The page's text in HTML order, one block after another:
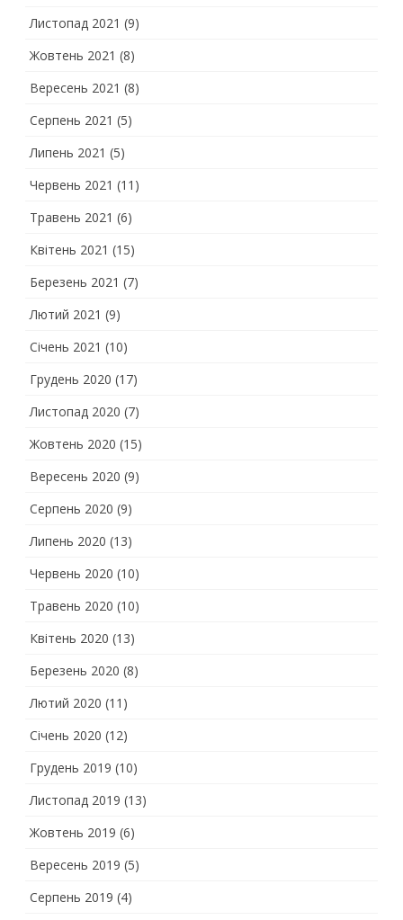
Листопад 2021 (9)
Жовтень 2021 (8)
Вересень 2021 (8)
Серпень 2021 (5)
Липень 2021 (5)
Червень 2021 (11)
Травень 2021 (6)
Квітень 2021 (15)
Березень 2021 (7)
Лютий 2021 (9)
Січень 2021 (10)
Грудень 2020 (17)
Листопад 2020 (7)
Жовтень 2020 (15)
Вересень 2020 (9)
Серпень 2020 (9)
Липень 2020 (13)
Червень 2020 (10)
Травень 2020 (10)
Квітень 2020 (13)
Березень 2020 (8)
Лютий 2020 (11)
Січень 2020 (12)
Грудень 2019 (10)
Листопад 2019 (13)
Жовтень 2019 (6)
Вересень 2019 (5)
Серпень 2019 (4)